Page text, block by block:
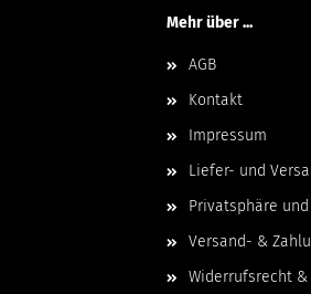
Mehr über ...
AGB
Kontakt
Impressum
Liefer- und
Privatsphäre
Versand- &
Widerrufsrecht